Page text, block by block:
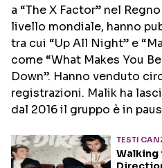
Seguici
a “The X Factor” nel
livello mondiale, hanno
tra cui “Up All Night” e
come “What Makes You
Down”. Hanno venduto
registrazioni. Malik ha
dal 2016 il gruppo è in
TESTI
Walking